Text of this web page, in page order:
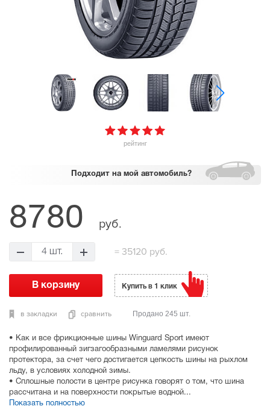
рейтинг
Подходит на мой автомобиль?
• Как и все фрикционные шины Winguard Sport имеют
профилированный зигзагообразными ламелями рисунок
протектора, за счет чего достигается цепкость шины на рыхлом
льду, в условиях холодной зимы.
• Сплошные полости в центре рисунка говорят о том, что шина
рассчитана и на поверхности покрытые водной...
Показать полностью
8780 руб.
4 шт. = 35120 руб.
в закладки сравнить
Купить в 1 клик
Продано 245 шт.